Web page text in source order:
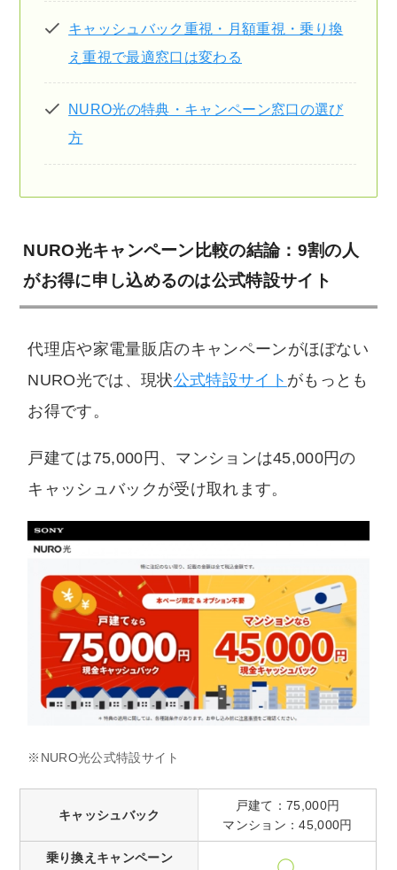
キャッシュバック重視・月額重視・乗り換
え重視で最適窓口は変わる
NURO光の特典・キャンペーン窓口の選び
方
NURO光キャンペーン比較の結論：9割の人
がお得に申し込めるのは公式特設サイト
代理店や家電量販店のキャンペーンがほぼない
NURO光では、現状公式特設サイト がもっとも
お得です。
戸建ては75,000円、マンションは45,000円の
キャッシュバックが受け取れます。
※NURO光公式特設サイト
キャッシュバック
戸建て：75,000円
マンション：45,000円
乗り換えキャンペーン